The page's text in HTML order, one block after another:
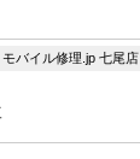
モバイル修理.jp 七尾店